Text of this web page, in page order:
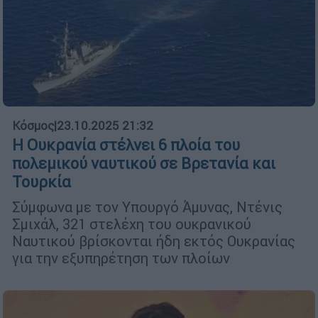
Κόσμος|23.10.2025 21:32
Η Ουκρανία στέλνει 6 πλοία του
πολεμικού ναυτικού σε Βρετανία και
Τουρκία
Σύμφωνα με τον Υπουργό Άμυνας, Ντένις
Σμιχάλ, 321 στελέχη του ουκρανικού
Ναυτικού βρίσκονται ήδη εκτός Ουκρανίας
για την εξυπηρέτηση των πλοίων